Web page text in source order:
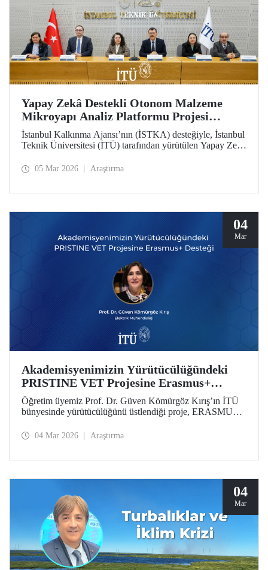
Yapay Zekâ Destekli Otonom Malzeme
Mikroyapı Analiz Platformu Projesi
(iMAT) Tanıtım Toplantısı Düzenlendi
İstanbul Kalkınma Ajansı’nın (İSTKA) desteğiyle, İstanbul
Teknik Üniversitesi (İTÜ) tarafından yürütülen Yapay Zekâ
Projesi’nin (iMAT) tanıtım toplantısı İstanbul Vali
Sanayicileri Derneği (TÜDÖKSAD) Genel Sekreteri
05 Mar 2026 Araştırma
04
Mar
Akademisyenimizin Yürütücülüğündeki
PRISTINE VET Projesine Erasmus+
Desteği
Öğretim üyemiz Prof. Dr. Güven Kömürgöz Kırış’ın İTÜ
bünyesinde yürütücülüğünü üstlendiği proje, ERASMUS
“Batı Afrika’da Mesleki Eğitim ve Öğretim Yoluyla Doğal
04 Mar 2026 Araştırma
04
Mar